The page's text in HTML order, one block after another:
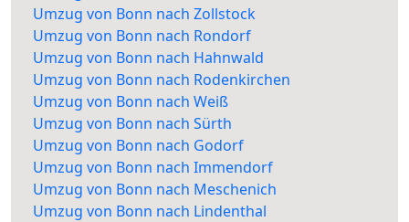
Umzug von Bonn nach Zollstock
Umzug von Bonn nach Rondorf
Umzug von Bonn nach Hahnwald
Umzug von Bonn nach Rodenkirchen
Umzug von Bonn nach Weiß
Umzug von Bonn nach Sürth
Umzug von Bonn nach Godorf
Umzug von Bonn nach Immendorf
Umzug von Bonn nach Meschenich
Umzug von Bonn nach Lindenthal